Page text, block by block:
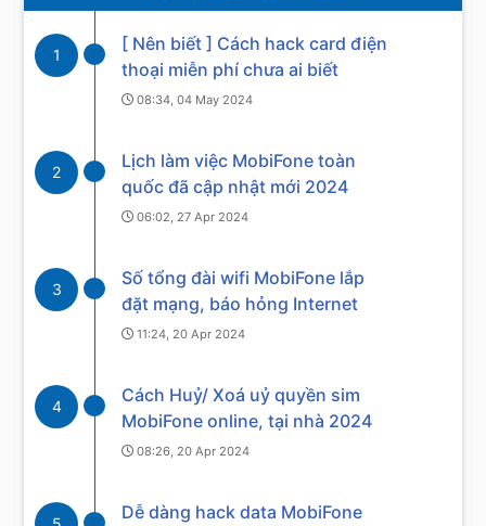
1
[ Nên biết ] Cách hack card điện
thoại miễn phí chưa ai biết
08:34, 04 May 2024
2
Lịch làm việc MobiFone toàn
quốc đã cập nhật mới 2024
06:02, 27 Apr 2024
3
Số tổng đài wifi MobiFone lắp
đặt mạng, báo hỏng Internet
11:24, 20 Apr 2024
4
Cách Huỷ/ Xoá uỷ quyền sim
MobiFone online, tại nhà 2024
08:26, 20 Apr 2024
Dễ dàng hack data MobiFone